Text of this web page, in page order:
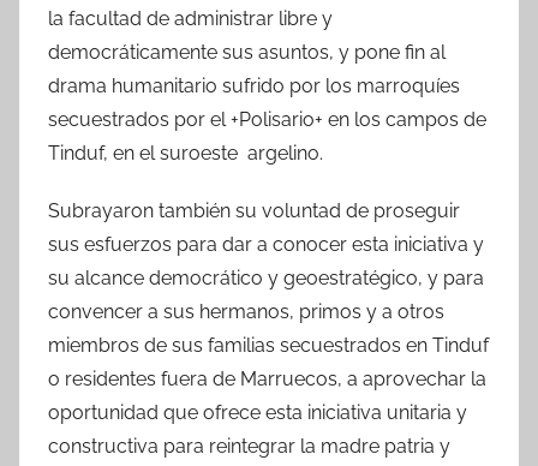
la facultad de administrar libre y
democráticamente sus asuntos, y pone fin al
drama humanitario sufrido por los marroquíes
secuestrados por el +Polisario+ en los campos de
Tinduf, en el suroeste argelino.
Subrayaron también su voluntad de proseguir
sus esfuerzos para dar a conocer esta iniciativa y
su alcance democrático y geoestratégico, y para
convencer a sus hermanos, primos y a otros
miembros de sus familias secuestrados en Tinduf
o residentes fuera de Marruecos, a aprovechar la
oportunidad que ofrece esta iniciativa unitaria y
constructiva para reintegrar la madre patria y